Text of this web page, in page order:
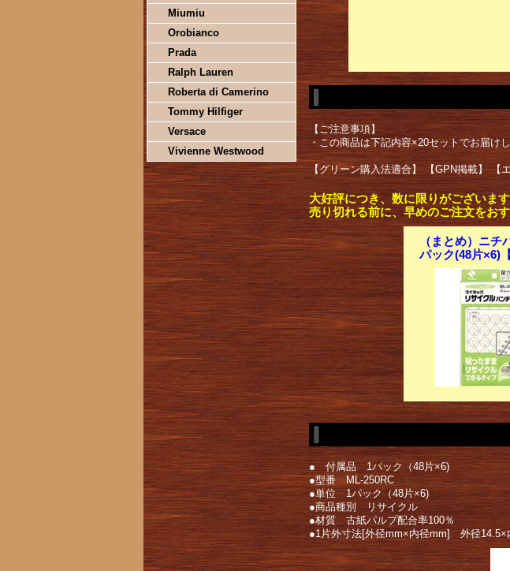
Miumiu
Orobianco
Prada
Ralph Lauren
Roberta di Camerino
Tommy Hilfiger
Versace
Vivienne Westwood
【ご注意事項】
・この商品は下記内容×20セットでお届け
【グリーン購入法適合】 【GPN掲載】 【
大好評につき、数に限りがございます
売り切れる前に、早めのご注文をお
（まとめ）ニ
パック(48片×6)
● 付属品 1パック（48片×6)
●型番 ML-250RC
●単位 1パック（48片×6)
●商品種別 リサイクル
●材質 古紙パルプ配合率100％
●1片外寸法[外径mm×内径mm] 外径14.5×